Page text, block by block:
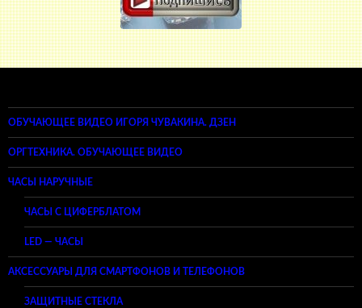
ОБУЧАЮЩЕЕ ВИДЕО ИГОРЯ ЧУВАКИНА. ДЗЕН
ОРГТЕХНИКА. ОБУЧАЮЩЕЕ ВИДЕО
ЧАСЫ НАРУЧНЫЕ
ЧАСЫ С ЦИФЕРБЛАТОМ
LED — ЧАСЫ
АКСЕССУАРЫ ДЛЯ СМАРТФОНОВ И ТЕЛЕФОНОВ
ЗАЩИТНЫЕ СТЕКЛА